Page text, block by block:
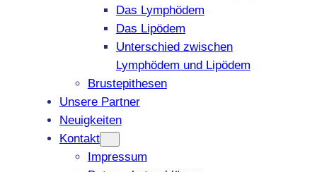
Das Lymphödem
Das Lipödem
Unterschied zwischen
Lymphödem und Lipödem
Brustepithesen
Unsere Partner
Neuigkeiten
Kontakt
Impressum